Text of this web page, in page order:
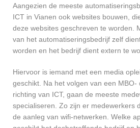
Aangezien de meeste
ICT in Vianen ook websites bouwen,
deze websites geschreven te worden.
van het automatiseringsbedrijf zelf
worden en het bedrijf dient extern te
Hiervoor is iemand met een media
geschikt. Na het volgen van een MBO-
richting van ICT, gaan de meeste
specialiseren. Zo zijn er medewerkers
de aanleg van wifi-netwerken. Welke